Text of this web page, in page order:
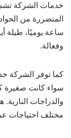
خدمات الشركة
ساعة يوميًا، طيلة
وفعالة.
كما توفر الشركة
سواء كانت صغيرة
والدراجات
مختلف احتياجات